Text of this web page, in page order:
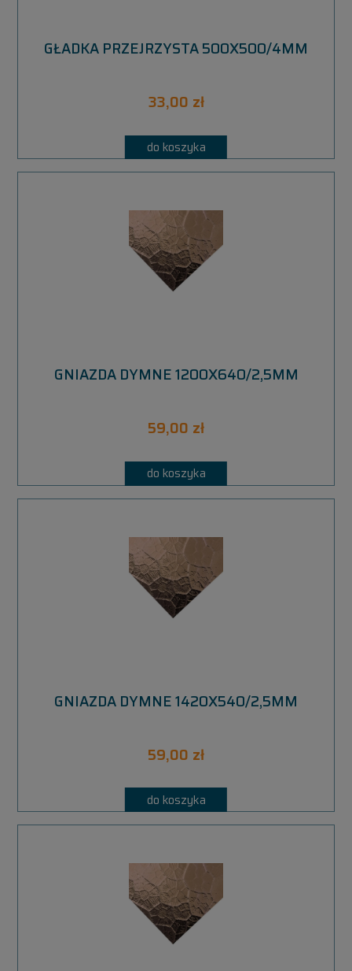
GŁADKA PRZEJRZYSTA 500X500/4MM
33,00 zł
do koszyka
GNIAZDA DYMNE 1200X640/2,5MM
59,00 zł
do koszyka
GNIAZDA DYMNE 1420X540/2,5MM
59,00 zł
do koszyka